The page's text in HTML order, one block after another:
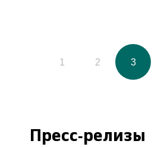
1 2 3
Пресс-релизы